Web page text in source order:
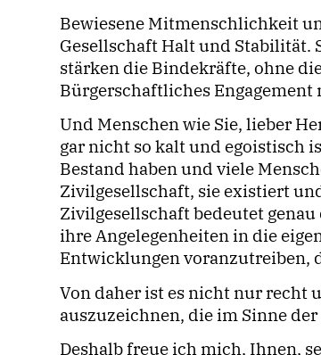
Bewiesene Mitmenschlichkeit
Gesellschaft Halt und Stabilität.
stärken die Bindekräfte, ohne
Bürgerschaftliches
Und Menschen wie Sie, lieber
gar nicht so kalt und egoistisch
Bestand haben und viele
Zivilgesellschaft, sie existiert
Zivilgesellschaft bedeutet
ihre Angelegenheiten in die
Entwicklungen voranzutreiben,
Von daher ist es nicht nur recht
auszuzeichnen, die im Sinne
Deshalb freue ich mich, Ihnen,